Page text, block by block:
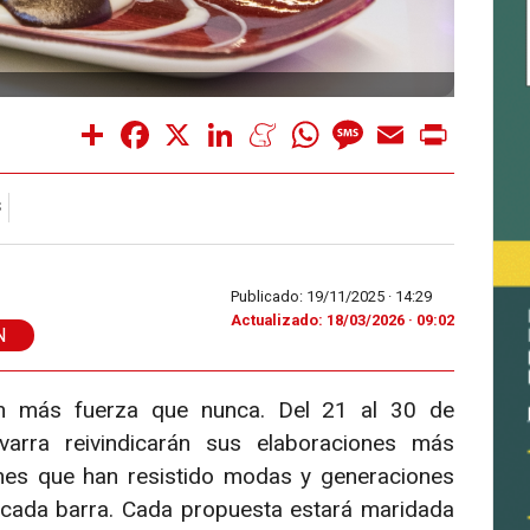
Share Facebook LinkedInMeneameWhatsAppMessage
Email
Publicado: 19/11/2025 · 14:29
Actualizado: 18/03/2026 · 09:02
más fuerza que nunca. Del 21 al 30 de
reivindicarán sus elaboraciones más
que han resistido modas y generaciones
barra. Cada propuesta estará maridada